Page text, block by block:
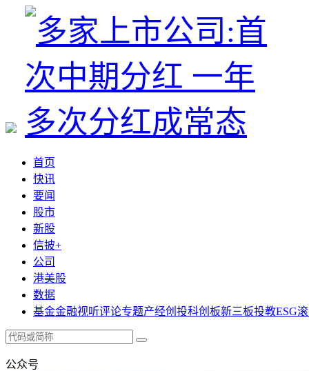
首页
快讯
要闻
股市
新股
信披+
公司
港美股
数据
基金金融视听评论专题产经创投科创板新三板投教ESG
公众号